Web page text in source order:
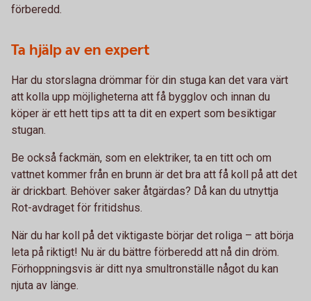
förberedd.
Ta hjälp av en expert
Har du storslagna drömmar för din stuga kan det vara värt
att kolla upp möjligheterna att få bygglov och innan du
köper är ett hett tips att ta dit en expert som besiktigar
stugan.
Be också fackmän, som en elektriker, ta en titt och om
vattnet kommer från en brunn är det bra att få koll på att det
är drickbart. Behöver saker åtgärdas? Då kan du utnyttja
Rot-avdraget för fritidshus.
När du har koll på det viktigaste börjar det roliga – att börja
leta på riktigt! Nu är du bättre förberedd att nå din dröm.
Förhoppningsvis är ditt nya smultronställe något du kan
njuta av länge.